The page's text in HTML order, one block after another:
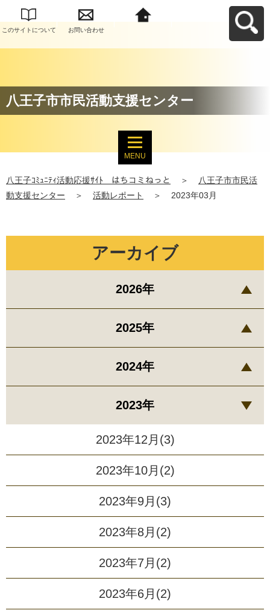
このサイトについて お問い合わせ
八王子市市民活動支援センター
MENU
八王子ｺﾐｭﾆﾃｨ活動応援ｻｲﾄ はちコミねっと ＞
八王子市市民活
動支援センター
＞ 活動レポート ＞ 2023年03月
アーカイブ
2026年
2025年
2024年
2023年
2023年12月(3)
2023年10月(2)
2023年9月(3)
2023年8月(2)
2023年7月(2)
2023年6月(2)